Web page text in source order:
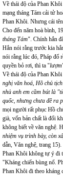
Về thái độ của Phan
mạng tháng Tám cải tử
Phan Khôi. Nhưng cái
Cho đến năm hoà bình,
tháng Tám". Chính hắn
Hắn nói rằng trước kia
nói rằng lúc đó, Pháp đổ
quyền bỏ rơi, thì ta "lượm
Về thái độ của Phan
nghị văn hoá, Hồ chủ
nhủ anh em cầm bút là
quốc, nhưng chưa đề ra
mọi người rất phục Hồ
già, vốn bản chất là đối
không biết về văn nghệ.
nhiệm vụ trình bày, còn
dẫn, Văn nghệ, trang 15).
Phan Khôi không tự ý đi
"Kháng chiến bùng nổ.
Phan Khôi đi theo kháng